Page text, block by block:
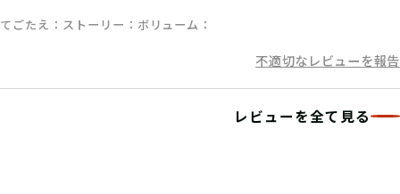
てごたえ ストーリー ボリューム
不適切なレビューを報告
レビューを全て見る